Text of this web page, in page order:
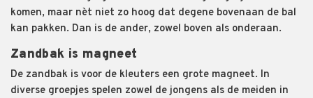
komen, maar nèt niet zo hoog dat degene bovenaan de bal
kan pakken. Dan is de ander, zowel boven als onderaan.
Zandbak is magneet
De zandbak is voor de kleuters een grote magneet. In
diverse groepjes spelen zowel de jongens als de meiden in